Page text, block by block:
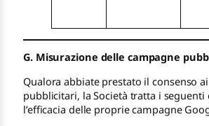
G. Misurazione delle campagne
Qualora abbiate prestato il consenso
pubblicitari, la Società tratta i
l’efficacia delle proprie campagne